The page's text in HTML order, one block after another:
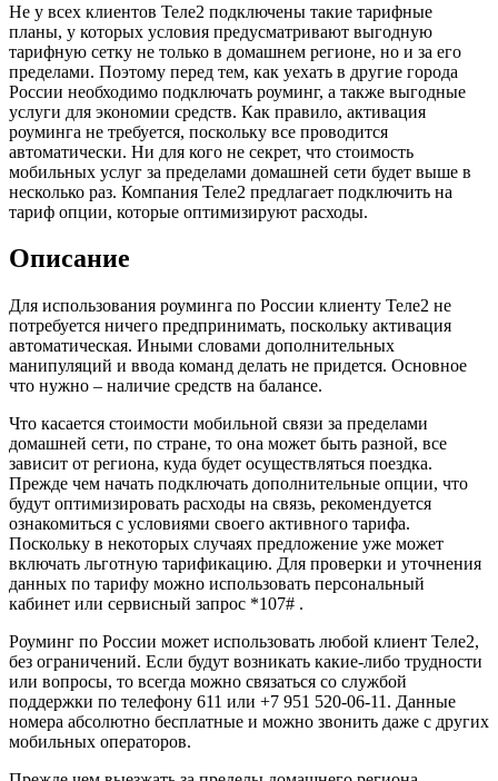
Не у всех клиентов Теле2 подключены такие тарифные
планы, у которых условия предусматривают выгодную
тарифную сетку не только в домашнем регионе, но и за его
пределами. Поэтому перед тем, как уехать в другие города
России необходимо подключать роуминг, а также выгодные
услуги для экономии средств. Как правило, активация
роуминга не требуется, поскольку все проводится
автоматически. Ни для кого не секрет, что стоимость
мобильных услуг за пределами домашней сети будет выше в
несколько раз. Компания Теле2 предлагает подключить на
тариф опции, которые оптимизируют расходы.
Описание
Для использования роуминга по России клиенту Теле2 не
потребуется ничего предпринимать, поскольку активация
автоматическая. Иными словами дополнительных
манипуляций и ввода команд делать не придется. Основное
что нужно – наличие средств на балансе.
Что касается стоимости мобильной связи за пределами
домашней сети, по стране, то она может быть разной, все
зависит от региона, куда будет осуществляться поездка.
Прежде чем начать подключать дополнительные опции, что
будут оптимизировать расходы на связь, рекомендуется
ознакомиться с условиями своего активного тарифа.
Поскольку в некоторых случаях предложение уже может
включать льготную тарификацию. Для проверки и уточнения
данных по тарифу можно использовать персональный
кабинет или сервисный запрос *107# .
Роуминг по России может использовать любой клиент Теле2,
без ограничений. Если будут возникать какие-либо трудности
или вопросы, то всегда можно связаться со службой
поддержки по телефону 611 или +7 951 520-06-11. Данные
номера абсолютно бесплатные и можно звонить даже с других
мобильных операторов.